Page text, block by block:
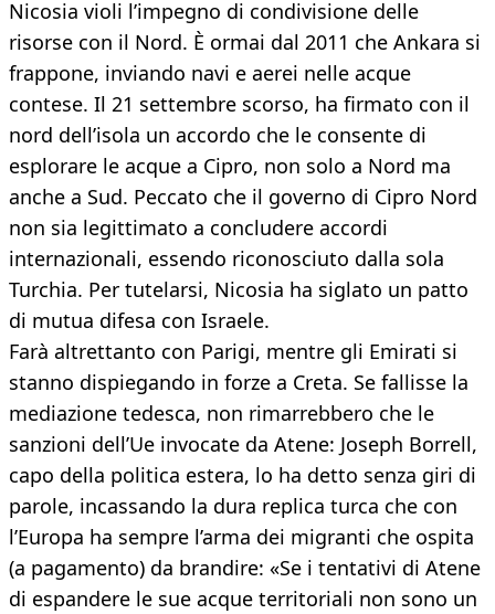
Nicosia violi l’impegno di condivisione delle
risorse con il Nord. È ormai dal 2011 che Ankara si
frappone, inviando navi e aerei nelle acque
contese. Il 21 settembre scorso, ha firmato con il
nord dell’isola un accordo che le consente di
esplorare le acque a Cipro, non solo a Nord ma
anche a Sud. Peccato che il governo di Cipro Nord
non sia legittimato a concludere accordi
internazionali, essendo riconosciuto dalla sola
Turchia. Per tutelarsi, Nicosia ha siglato un patto
di mutua difesa con Israele.
Farà altrettanto con Parigi, mentre gli Emirati si
stanno dispiegando in forze a Creta. Se fallisse la
mediazione tedesca, non rimarrebbero che le
sanzioni dell’Ue invocate da Atene: Joseph Borrell,
capo della politica estera, lo ha detto senza giri di
parole, incassando la dura replica turca che con
l’Europa ha sempre l’arma dei migranti che ospita
(a pagamento) da brandire: «Se i tentativi di Atene
di espandere le sue acque territoriali non sono un